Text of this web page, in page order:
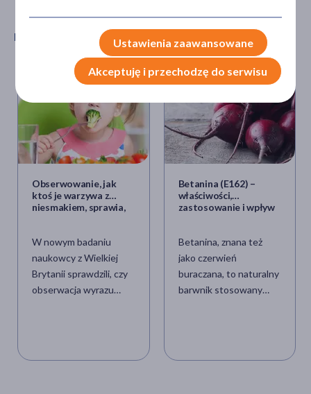
POLECANE ARTYKUŁY
Obserwowanie, jak
ktoś je warzywa z
niesmakiem, sprawia,
W nowym badaniu
naukowcy z Wielkiej
Brytanii sprawdzili, czy
obserwacja wyrazu
Betanina (E162) –
właściwości,
zastosowanie i wpływ
Betanina, znana też
jako czerwień
buraczana, to naturalny
barwnik stosowany
Ustawienia zaawansowane
Akceptuję i przechodzę do serwisu